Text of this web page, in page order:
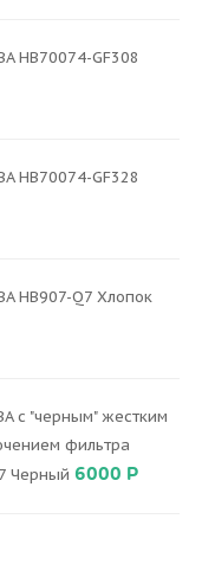
HB70074-GF308
HB70074-GF328
HB907-Q7 Хлопок
с "черным" жестким
фильтра
Черный 6000 Р